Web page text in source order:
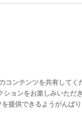
コンテンツを共有してく
ョンをお楽しみいただ
提供できるようがんば